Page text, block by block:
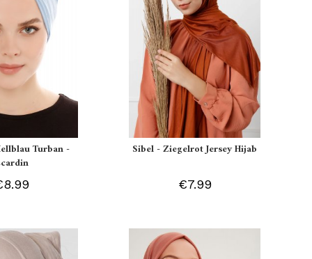
Turban -
Sibel - Ziegelrot Jersey Hijab
€7.99